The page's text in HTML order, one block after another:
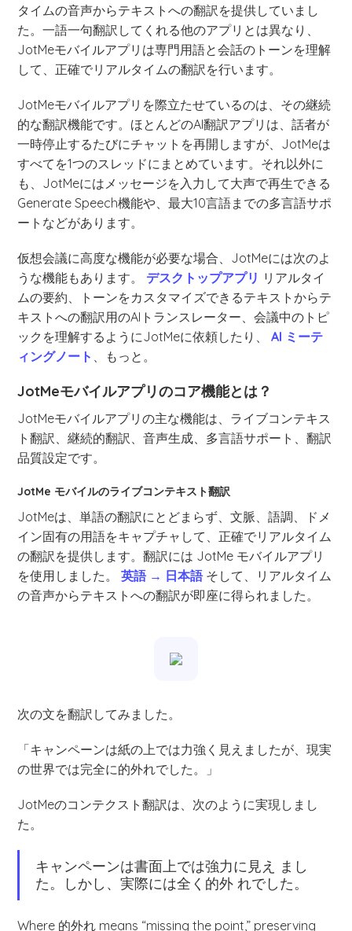
タイムの音声からテキストへの翻訳を提供していまし
た。一語一句翻訳してくれる他のアプリとは異なり、
JotMeモバイルアプリは専門用語と会話のトーンを理解
して、正確でリアルタイムの翻訳を行います。
JotMeモバイルアプリを際立たせているのは、その継続
的な翻訳機能です。ほとんどのAI翻訳アプリは、話者が
一時停止するたびにチャットを再開しますが、JotMeは
すべてを1つのスレッドにまとめています。それ以外に
も、JotMeにはメッセージを入力して大声で再生できる
Generate Speech機能や、最大10言語までの多言語サポ
ートなどがあります。
仮想会議に高度な機能が必要な場合、JotMeには次のよ
うな機能もあります。 デスクトップアプリ リアルタイ
ムの要約、トーンをカスタマイズできるテキストからテ
キストへの翻訳用のAIトランスレーター、会議中のトピ
ックを理解するようにJotMeに依頼したり、AI ミーテ
ィングノート 、もっと。
JotMeモバイルアプリのコア機能とは？
JotMeモバイルアプリの主な機能は、ライブコンテキス
ト翻訳、継続的翻訳、音声生成、多言語サポート、翻訳
品質設定です。
JotMe モバイルのライブコンテキスト翻訳
JotMeは、単語の翻訳にとどまらず、文脈、語調、ドメ
イン固有の用語をキャプチャして、正確でリアルタイム
の翻訳を提供します。翻訳には JotMe モバイルアプリ
を使用しました。英語 → 日本語そして、リアルタイム
の音声からテキストへの翻訳が即座に得られました。
次の文を翻訳してみました。
「キャンペーンは紙の上では力強く見えましたが、現実
の世界では完全に的外れでした。」
JotMeのコンテクスト翻訳は、次のように実現しまし
た。
キャンペーンは書面上では強力に見え まし
た。しかし、実際には全く的外 れでした。
Where 的外れ means “missing the point,” preserving